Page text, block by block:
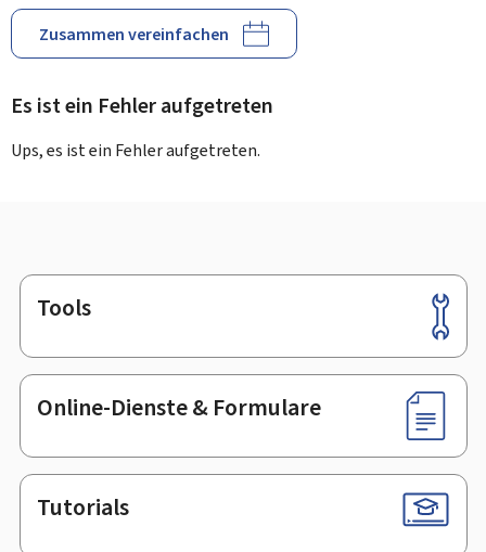
Zusammen vereinfachen
Es ist ein Fehler aufgetreten
Ups, es ist ein Fehler aufgetreten.
Footer
Tools
Online-Dienste & Formulare
Tutorials